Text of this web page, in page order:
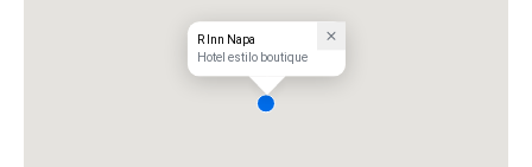
R Inn Napa
Hotel estilo boutique